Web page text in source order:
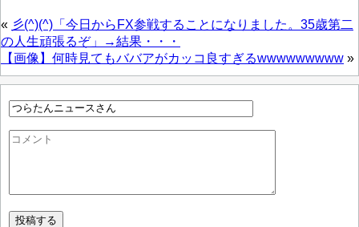
« 彡(^)(^)「今日からFX参戦することになりました。35歳第二
の人生頑張るぞ」→結果・・・
【画像】何時見てもババアがカッコ良すぎるwwwwwwwww »